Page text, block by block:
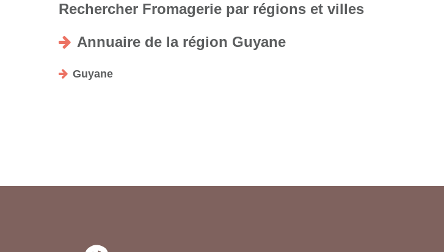
Rechercher Fromagerie par régions et villes
Annuaire de la région Guyane
Guyane